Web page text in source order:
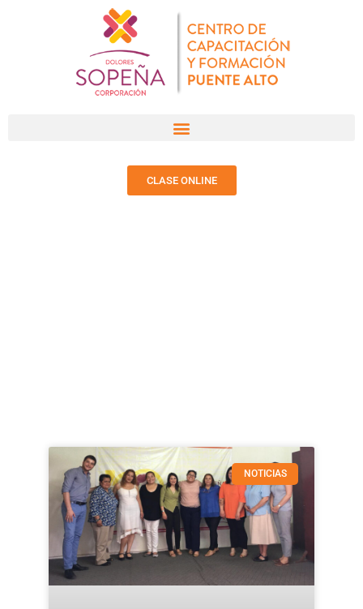
CLASE ONLINE
NOTICIAS